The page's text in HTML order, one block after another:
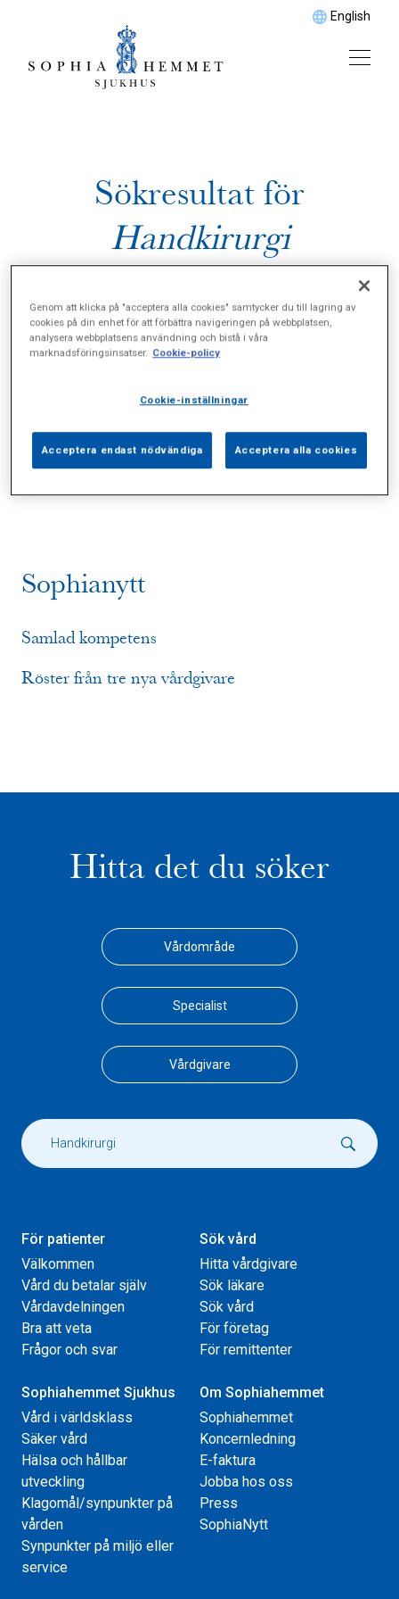
English
Sökresultat för
Handkirurgi
Alla (9) Vårdgivare (1) Specialister (4)
Sophianytt
Samlad kompetens
Röster från tre nya vårdgivare
Hitta det du söker
Vårdområde
Specialist
Vårdgivare
För patienter
Välkommen
Vård du betalar själv
Vårdavdelningen
Bra att veta
Frågor och svar
Sök vård
Hitta vårdgivare
Sök läkare
Sök vård
För företag
För remittenter
Sophiahemmet Sjukhus
Vård i världsklass
Säker vård
Hälsa och hållbar
utveckling
Klagomål/synpunkter på
vården
Synpunkter på miljö eller
service
Om Sophiahemmet
Sophiahemmet
Koncernledning
E-faktura
Jobba hos oss
Press
SophiaNytt
Genom att klicka på "acceptera alla cookies" samtycker du till lagring av
cookies på din enhet för att förbättra navigeringen på webbplatsen,
analysera webbplatsens användning och bistå i våra
marknadsföringsinsatser. Cookie-policy
Cookie-inställningar
Acceptera endast nödvändiga Acceptera alla cookies